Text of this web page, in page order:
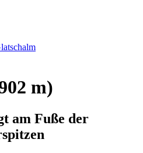
m)
am Fuße der